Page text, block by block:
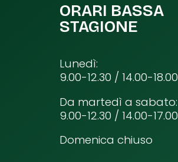
ORARI BASSA
STAGIONE
Lunedì:
9.00-12.30 / 14.00-18.00
Da martedì a sabato:
9.00-12.30 / 14.00-17.00
Domenica chiuso